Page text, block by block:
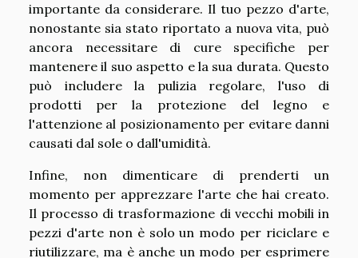
importante da considerare. Il tuo pezzo d'arte,
nonostante sia stato riportato a nuova vita, può
ancora necessitare di cure specifiche per
mantenere il suo aspetto e la sua durata. Questo
può includere la pulizia regolare, l'uso di
prodotti per la protezione del legno e
l'attenzione al posizionamento per evitare danni
causati dal sole o dall'umidità.
Infine, non dimenticare di prenderti un
momento per apprezzare l'arte che hai creato.
Il processo di trasformazione di vecchi mobili in
pezzi d'arte non è solo un modo per riciclare e
riutilizzare, ma è anche un modo per esprimere